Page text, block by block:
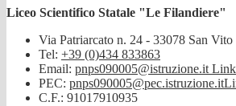
Liceo Scientifico Statale "Le Filandiere"
Via Patriarcato n. 24 - 33078 San
Tel: +39 (0)434 833863
Email: pnps090005@istruzione.it Link
PEC: pnps090005@pec.istruzione.it
C.F.: 91017910935